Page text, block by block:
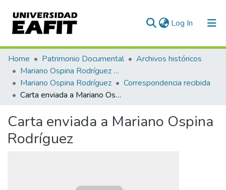
Log In (current)
Communities & Collections
All of DSpace
Statistics
Home Patrimonio Documental
Archivos históricos
Mariano Ospina Rodríguez (1826 -1912)
Mariano Ospina Rodríguez
Correspondencia recibida
Carta enviada a Mariano Ospina Rodríguez
Carta enviada a Mariano Ospina
Rodríguez